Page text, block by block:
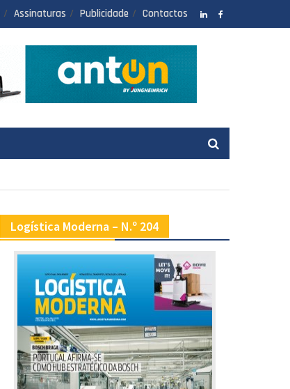
Assinaturas Publicidade Contactos
Logística Moderna – N.º 204